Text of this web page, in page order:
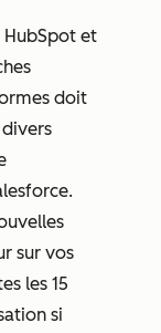
HubSpot et
doit
sur vos
les 15
si